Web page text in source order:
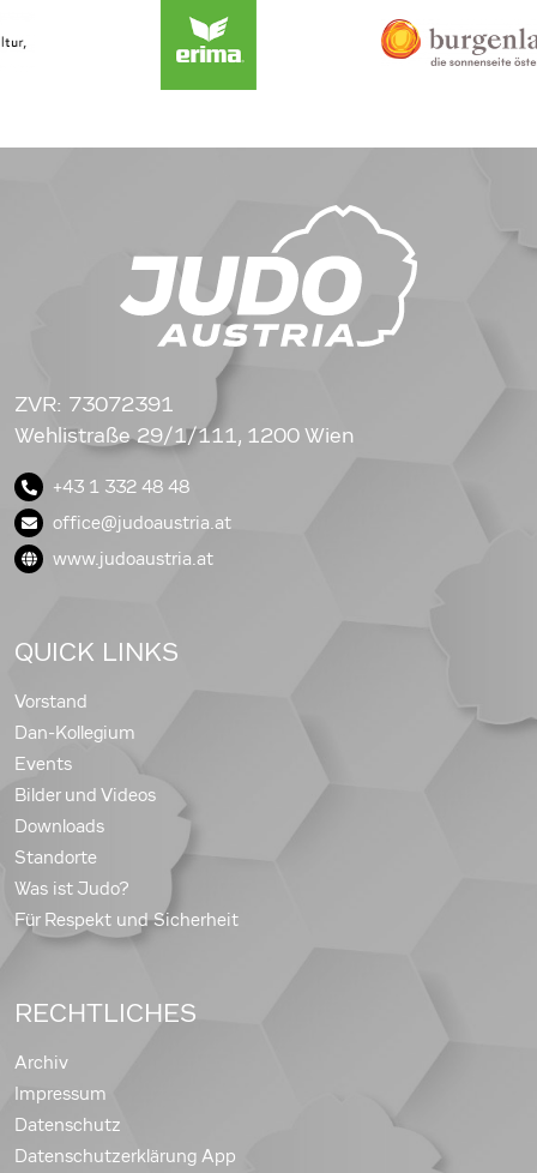
ZVR: 73072391
Wehlistraße 29/1/111, 1200 Wien
+43 1 332 48 48
office@judoaustria.at
www.judoaustria.at
QUICK LINKS
Vorstand
Dan-Kollegium
Events
Bilder und Videos
Downloads
Standorte
Was ist Judo?
Für Respekt und Sicherheit
RECHTLICHES
Archiv
Impressum
Datenschutz
Datenschutzerklärung App